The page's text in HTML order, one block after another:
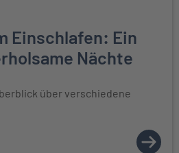
Einschlafen: Ein
Nächte
über verschiedene
ZUM